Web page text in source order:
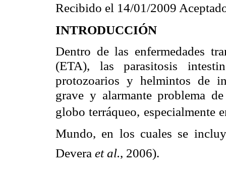
Recibido el 14/01/2009
INTRODUCCIÓN
Dentro de las enfermedades
(ETA), las parasitosis
protozoarios y helmintos de
grave y alarmante problema
globo terráqueo, especialmente
Mundo, en los cuales se
Devera et al., 2006).